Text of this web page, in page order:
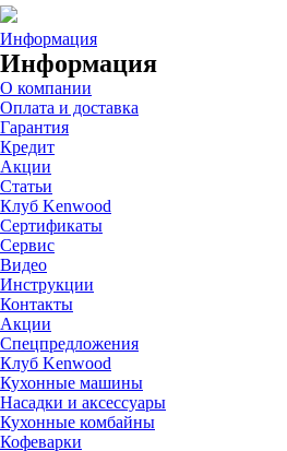
Информация
Информация
О компании
Оплата и доставка
Гарантия
Кредит
Акции
Статьи
Клуб Kenwood
Сертификаты
Сервис
Видео
Инструкции
Контакты
Акции
Спецпредложения
Клуб Kenwood
Кухонные машины
Насадки и аксессуары
Кухонные комбайны
Кофеварки